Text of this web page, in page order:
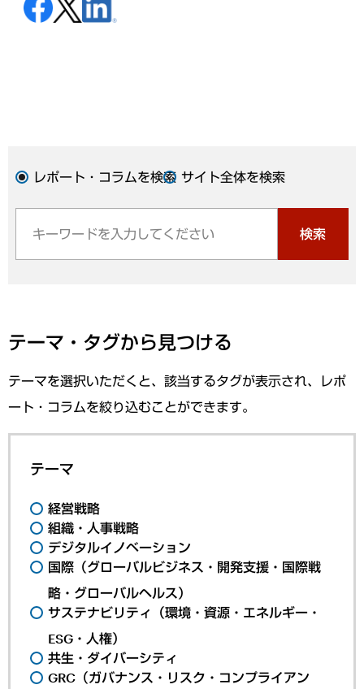
レポート・コラムを検索 サイト全体を検索
検索
テーマ・タグから見つける
テーマを選択いただくと、該当するタグが表示され、レポ
ート・コラムを絞り込むことができます。
テーマ
経営戦略
組織・人事戦略
デジタルイノベーション
国際（グローバルビジネス・開発支援・国際戦
略・グローバルヘルス）
サステナビリティ（環境・資源・エネルギー・
ESG・人権）
共生・ダイバーシティ
GRC（ガバナンス・リスク・コンプライアン